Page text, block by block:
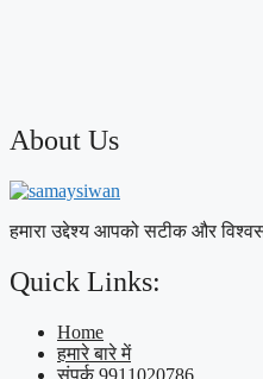
About Us
हमारा उद्देश्य आपको सटीक और
Quick Links:
Home
हमारे बारे में
संपर्क 9911020786